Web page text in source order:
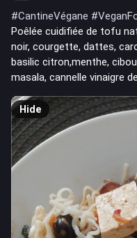
#CantineVégane #
Poêlée cuidifiée de tofu
noir, courgette, dattes,
basilic citron,menthe,
masala, cannelle vinaigre
Hide